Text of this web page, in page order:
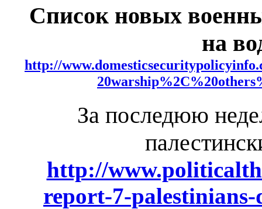
Список новых
на
http://
За последюю
http://
report-7-